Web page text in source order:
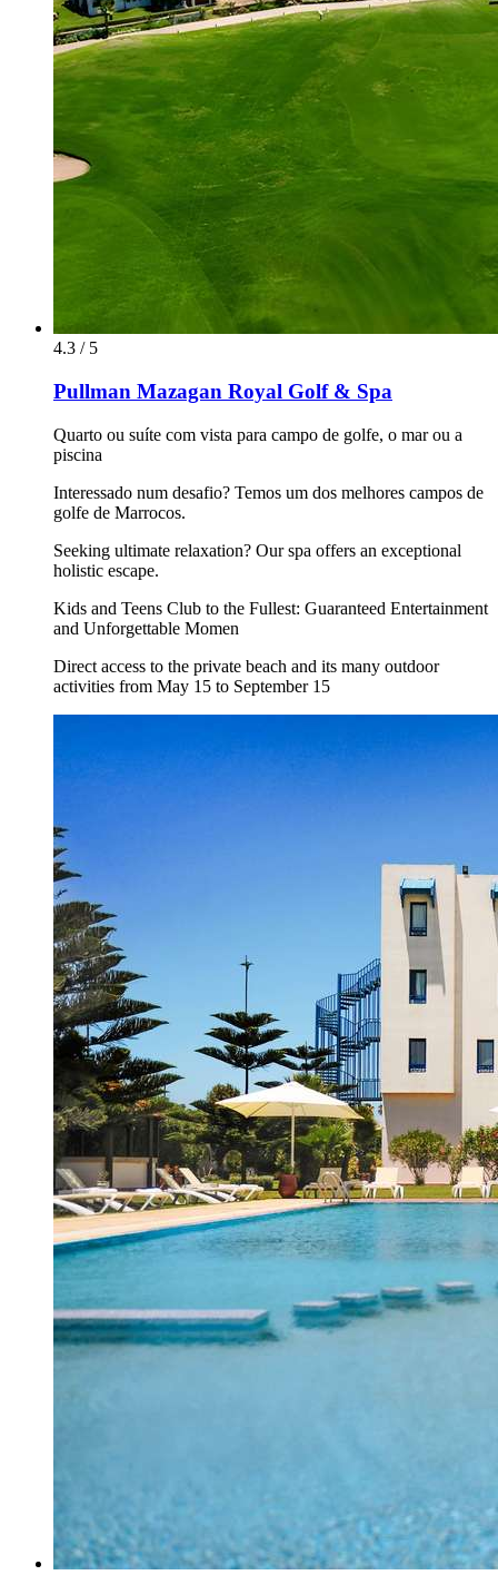
4.3 / 5
Pullman Mazagan Royal Golf & Spa
Quarto ou suíte com vista para campo de golfe, o mar ou a
piscina
Interessado num desafio? Temos um dos melhores campos de
golfe de Marrocos.
Seeking ultimate relaxation? Our spa offers an exceptional
holistic escape.
Kids and Teens Club to the Fullest: Guaranteed Entertainment
and Unforgettable Momen
Direct access to the private beach and its many outdoor
activities from May 15 to September 15